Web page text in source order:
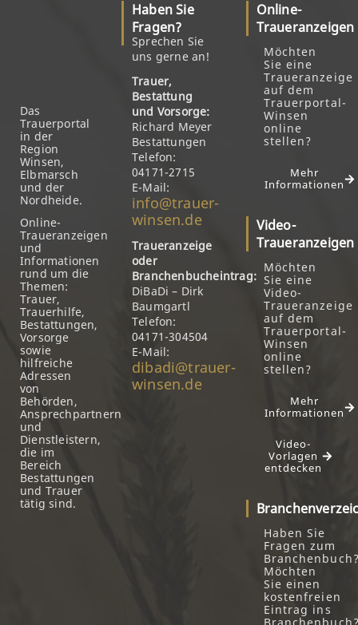
Das
Trauerportal
in der
Region
Winsen,
Elbmarsch
und der
Nordheide.
Online-
Traueranzeigen
und
Informationen
rund um die
Themen:
Trauer,
Trauerhilfe,
Bestattungen,
Vorsorge
sowie
hilfreiche
Adressen
von
Behörden,
Ansprechpartnern
und
Dienstleistern,
die im
Bereich
Bestattungen
und Trauer
tätig sind.
Haben Sie
Fragen?
Sprechen Sie
uns gerne an!
Trauer,
Bestattung
und Vorsorge:
Richard Meyer
Bestattungen
Telefon:
04171-2715
E-Mail:
info@trauer-
winsen.de
Traueranzeige
oder
Branchenbucheintrag:
DiBaDi – Dirk
Baumgartl
Telefon:
04171-304504
E-Mail:
dibadi@trauer-
winsen.de
Online-
Traueranzeigen
Möchten
Sie eine
Traueranzeige
auf dem
Trauerportal-
Winsen
online
stellen?
Mehr
Informationen
Video-
Traueranzeigen
Möchten
Sie eine
Video-
Traueranzeige
auf dem
Trauerportal-
Winsen
online
stellen?
Mehr
Informationen
Video-
Vorlagen
entdecken
Haben Sie
Fragen zum
Möchten
Sie einen
kostenfreien
Eintrag ins